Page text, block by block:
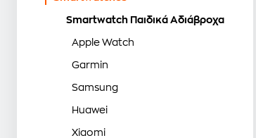
Smartwatch Παιδικά Αδιάβροχα
Apple Watch
Garmin
Samsung
Huawei
Xiaomi